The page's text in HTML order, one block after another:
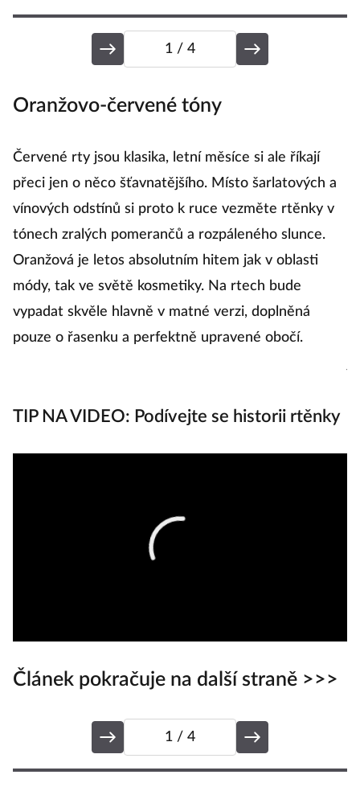
1 / 4
Oranžovo-červené tóny
Červené rty jsou klasika, letní měsíce si ale říkají
přeci jen o něco šťavnatějšího. Místo šarlatových a
vínových odstínů si proto k ruce vezměte rtěnky v
tónech zralých pomerančů a rozpáleného slunce.
Oranžová je letos absolutním hitem jak v oblasti
módy, tak ve světě kosmetiky. Na rtech bude
vypadat skvěle hlavně v matné verzi, doplněná
pouze o řasenku a perfektně upravené obočí.
TIP NA VIDEO: Podívejte se historii rtěnky
Článek pokračuje na další straně >>>
1 / 4